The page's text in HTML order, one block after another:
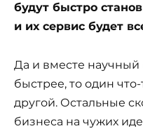
будут быстро
и их сервис будет
Да и вместе научный
быстрее, то один
другой. Остальные
бизнеса на чужих